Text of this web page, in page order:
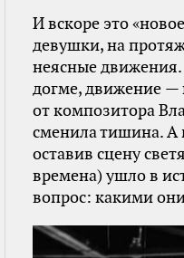
И вскоре это
девушки, на
неясные
догме, движение —
от композитора
сменила тишина. А
оставив сцену
времена) ушло в
вопрос: какими